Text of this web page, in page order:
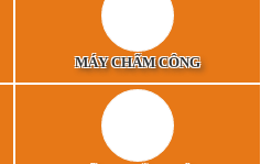
MÁY CHẤM CÔNG